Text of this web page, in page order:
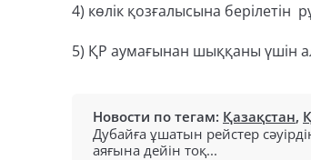
4) көлік қозғалысына берілетін
5) ҚР аумағынан шыққаны үшін
Новости по тегам: Қазақстан,
Дубайға ұшатын рейстер
аяғына дейін тоқ...